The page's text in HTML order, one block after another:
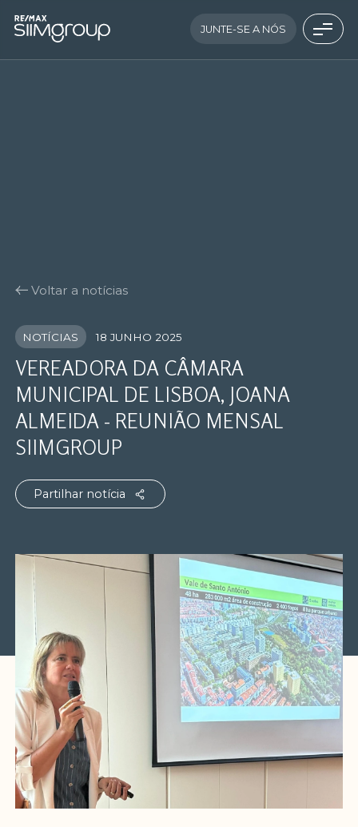
JUNTE-SE A NÓS
Voltar a notícias
NOTÍCIAS 18 JUNHO 2025
VEREADORA DA CÂMARA
MUNICIPAL DE LISBOA, JOANA
ALMEIDA - REUNIÃO MENSAL
SIIMGROUP
Partilhar notícia